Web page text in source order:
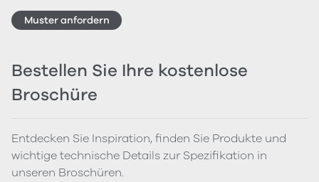
Muster anfordern
Bestellen Sie Ihre kostenlose
Broschüre
Entdecken Sie Inspiration, finden Sie Produkte und
wichtige technische Details zur Spezifikation in
unseren Broschüren.